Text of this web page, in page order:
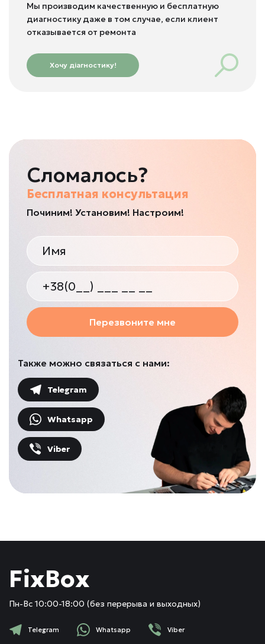
Мы производим качественную и бесплатную
диагностику даже в том случае, если клиент
отказывается от ремонта
Хочу діагностику!
Сломалось?
Бесплатная консультация
Починим! Установим! Настроим!
Перезвоните мне
Также можно связаться с нами:
Telegram
Whatsapp
Viber
FixBox
Пн-Вс 10:00-18:00 (без перерыва и выходных)
Telegram Whatsapp Viber